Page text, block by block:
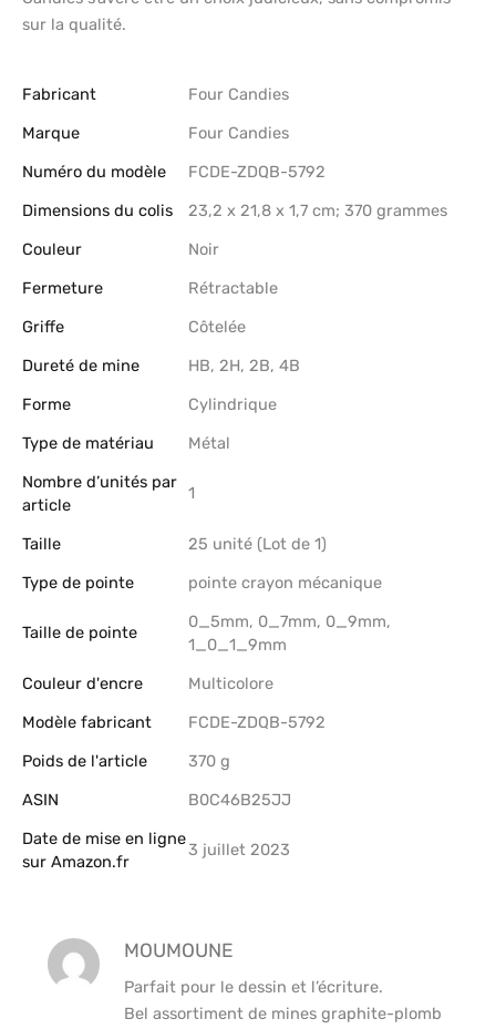
sur la qualité.
Fabricant
‎Four Candies
Marque
‎Four Candies
Numéro du modèle
‎FCDE-ZDQB-5792
Dimensions du colis
‎23,2 x 21,8 x 1,7 cm; 370 grammes
Couleur
‎Noir
Fermeture
‎Rétractable
Griffe
‎Côtelée
Dureté de mine
‎HB, 2H, 2B, 4B
Forme
‎Cylindrique
Type de matériau
‎Métal
Nombre d’unités par
article
‎1
Taille
‎25 unité (Lot de 1)
Type de pointe
‎pointe crayon mécanique
Taille de pointe
‎0_5mm, 0_7mm, 0_9mm,
1_0_1_9mm
Couleur d'encre
‎Multicolore
Modèle fabricant
‎FCDE-ZDQB-5792
Poids de l'article
‎370 g
ASIN
B0C46B25JJ
Date de mise en ligne
sur Amazon.fr
3 juillet 2023
MOUMOUNE
Parfait pour le dessin et l’écriture.
Bel assortiment de mines graphite-plomb